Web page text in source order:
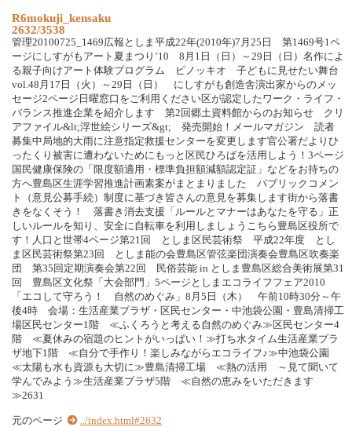
R6mokuji_kensaku
2632/3538
管理20100725_1469広報としま平成22年(2010年)7月25日 第1469号1ペ
ージにしすがもアート夏まつり’10 8月1日（日）～29日（日）名作によ
る親子向けアート体験プログラム ピノッキオ 子どもに見せたい舞台
vol.48月17日（火）～29日（日） にしすがも創造舎演出家からのメッ
セージ2ページ日曜窓口をご利用ください区が認定したワーク・ライフ・
バランス推進企業を紹介します 第2回郷土資料館からのお知らせ クリ
アファイル&lt;浮世絵シリーズ&gt; 発売開始！メールマガジン 読者
募集中局地的大雨に注意指定救援センターを変更します官公署だよりひ
ったくり被害に遭わないためにもっと区民ひろばを活用しよう！3ページ
国民健康保険の「限度額適用・標準負担額減額認定証」などをお持ちの
方へ豊島区生涯学習推進計画素案がまとまりました パブリックコメン
ト（意見公募手続）制度に基づき皆さんの意見を募集します街から落書
きをなくそう！ 落書き消去支援「ルールとマナーはあなたを守る」正
しいルールを知り、安全に自転車を利用しましょうこちら豊島区役所で
す！人口と世帯4ページ第21回 としま区民芸術祭 平成22年度 とし
ま区民芸術祭第23回 としま能の会豊島区管弦楽団演奏会豊島区吹奏楽
団 第35回定期演奏会第22回 民俗芸能 in としま豊島区総合美術展第31
回 豊島区文化祭「大会部門」5ページとしまエコライフフェア2010
「エコして守ろう！ 自然のめぐみ」8月5日（木） 午前10時30分～午
後4時 会場：生活産業プラザ・区民センター・中池袋公園・豊島清掃工
場区民センター1階 ≪ふくろうと考える自然のめぐみ≫区民センター4
階 ≪夏休みの宿題のヒントがいっぱい！≫打ち水タイム生活産業プラ
ザ地下1階 ≪自分で手作り！楽しみながらエコライフ♪≫中池袋公園
≪太陽も水も資源も大切に≫豊島清掃工場 ≪熱の活用 ～見て聞いて
学んでみよう≫生活産業プラザ5階 ≪自然の恵みをいただきます
≫2631
元のページ ../index.html#2632